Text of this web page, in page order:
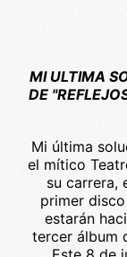
MI ULTIMA
DE
Mi última
el mítico
su carrera,
primer
estarán
tercer álbum